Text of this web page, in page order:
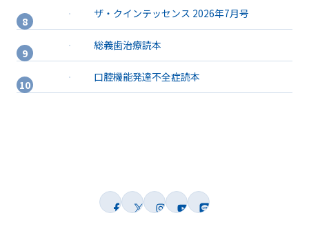
ザ・クインテッセンス 2026年7月号
総義歯治療読本
口腔機能発達不全症読本